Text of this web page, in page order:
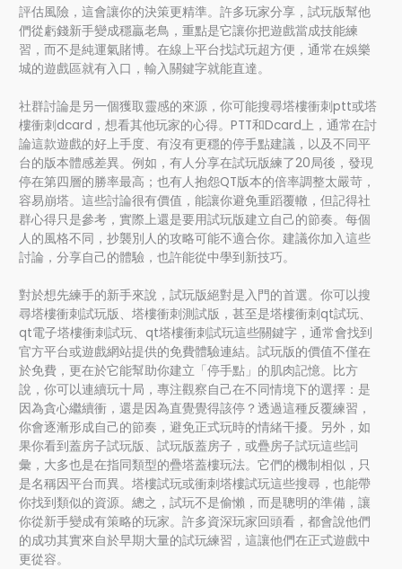
評估風險，這會讓你的決策更精準。許多玩家分享，試玩版幫他
們從虧錢新手變成穩贏老鳥，重點是它讓你把遊戲當成技能練
習，而不是純運氣賭博。在線上平台找試玩超方便，通常在娛樂
城的遊戲區就有入口，輸入關鍵字就能直達。
社群討論是另一個獲取靈感的來源，你可能搜尋塔樓衝刺ptt或塔
樓衝刺dcard，想看其他玩家的心得。PTT和Dcard上，通常在討
論這款遊戲的好上手度、有沒有更穩的停手點建議，以及不同平
台的版本體感差異。例如，有人分享在試玩版練了20局後，發現
停在第四層的勝率最高；也有人抱怨QT版本的倍率調整太嚴苛，
容易崩塔。這些討論很有價值，能讓你避免重蹈覆轍，但記得社
群心得只是參考，實際上還是要用試玩版建立自己的節奏。每個
人的風格不同，抄襲別人的攻略可能不適合你。建議你加入這些
討論，分享自己的體驗，也許能從中學到新技巧。
對於想先練手的新手來說，試玩版絕對是入門的首選。你可以搜
尋塔樓衝刺試玩版、塔樓衝刺測試版，甚至是塔樓衝刺qt試玩、
qt電子塔樓衝刺試玩、qt塔樓衝刺試玩這些關鍵字，通常會找到
官方平台或遊戲網站提供的免費體驗連結。試玩版的價值不僅在
於免費，更在於它能幫助你建立「停手點」的肌肉記憶。比方
說，你可以連續玩十局，專注觀察自己在不同情境下的選擇：是
因為貪心繼續衝，還是因為直覺覺得該停？透過這種反覆練習，
你會逐漸形成自己的節奏，避免正式玩時的情緒干擾。另外，如
果你看到蓋房子試玩版、試玩版蓋房子，或疊房子試玩這些詞
彙，大多也是在指同類型的疊塔蓋樓玩法。它們的機制相似，只
是名稱因平台而異。塔樓試玩或衝刺塔樓試玩這些搜尋，也能帶
你找到類似的資源。總之，試玩不是偷懶，而是聰明的準備，讓
你從新手變成有策略的玩家。許多資深玩家回頭看，都會說他們
的成功其實來自於早期大量的試玩練習，這讓他們在正式遊戲中
更從容。